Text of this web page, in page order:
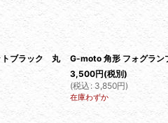
トブラック 丸
G-moto 角形 フォグラン
3,500円(税別)
(税込 : 3,850円)
在庫わずか